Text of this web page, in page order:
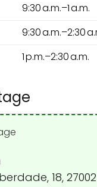
9:30 a.m.–1 a.m.
9:30 a.m.–2:30
1 p.m.–2:30 a.m.
18,